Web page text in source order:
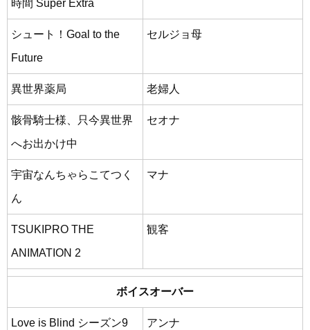
時間 Super Extra
シュート！Goal to the
Future
セルジョ母
異世界薬局 老婦人
骸骨騎士様、只今異世界
へお出かけ中
セオナ
宇宙なんちゃらこてつく
ん
マナ
TSUKIPRO THE
ANIMATION 2
観客
ボイスオーバー
Love is Blind シーズン9 アンナ